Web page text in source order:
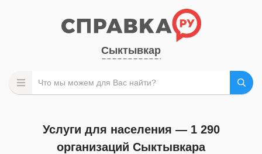
Сыктывкар
Услуги для населения — 1 290
организаций Сыктывкара